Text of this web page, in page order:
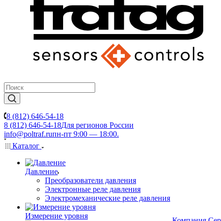
8 (812) 646-54-18
8 (812) 646-54-18Для регионов России
info@poltraf.ruпн-пт 9:00 — 18:00.
Каталог
Давление
Преобразователи давления
Электронные реле давления
Электромеханические реле давления
Измерение уровня